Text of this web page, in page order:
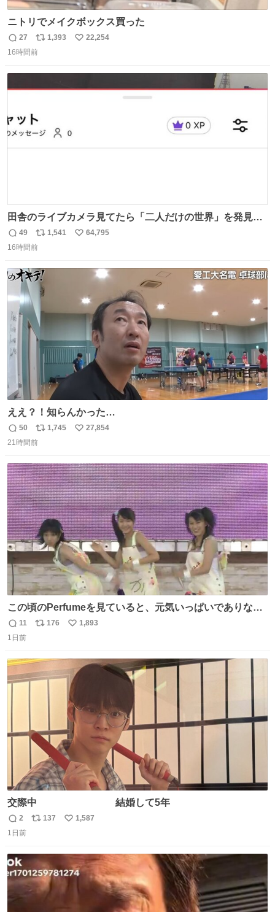
ニトリでメイクボックス買った
返
信
27
リ
ポ
1,393
い
22,254
16時間前
田舎のライブカメラ見てたら「二人だけの世界」を発見し
た
返
信
49
リ
ポ
ト
数
1,541
い
64,795
16時間前
ええ？！知らんかった…
返
信
50
リ
ポ
ト
数
1,745
い
数
27,854
21時間前
この頃のPerfumeを見ていると、元気いっぱいでありなが
ら決して感情に任せすぎることなく、しっかりと制御され
たダンスであることに新鮮に驚く。3人のあげた足の向き
こから積み重ねてきた努力や練習量が見て取れる…
返
信
11
リ
数
176
い
数
1,893
1日前
交際中 結婚して5年
返
信
2
リ
ト
数
137
い
1,587
1日前